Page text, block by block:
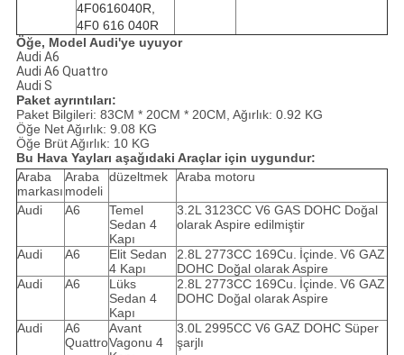
4F0616040R,
4F0 616 040R
Öğe, Model Audi'ye uyuyor
Audi A6
Audi A6 Quattro
Audi S
Paket ayrıntıları:
Paket Bilgileri: 83CM * 20CM * 20CM, Ağırlık: 0.92 KG
Öğe Net Ağırlık: 9.08 KG
Öğe Brüt Ağırlık: 10 KG
Bu Hava Yayları aşağıdaki Araçlar için uygundur:
Araba
markası
Araba
modeli
düzeltmek Araba motoru
Audi A6
Temel
Sedan 4
Kapı
3.2L 3123CC V6 GAS DOHC Doğal
olarak Aspire edilmiştir
Audi A6
Elit Sedan
4 Kapı
2.8L 2773CC 169Cu. İçinde. V6 GAZ
DOHC Doğal olarak Aspire
Audi
A6
Lüks
Sedan 4
Kapı
2.8L 2773CC 169Cu. İçinde. V6 GAZ
DOHC Doğal olarak Aspire
Audi
A6
Quattro
Avant
Vagonu 4
3.0L 2995CC V6 GAZ DOHC Süper
şarjlı